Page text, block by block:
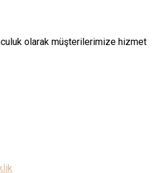
olarak müşterilerimize hizmet